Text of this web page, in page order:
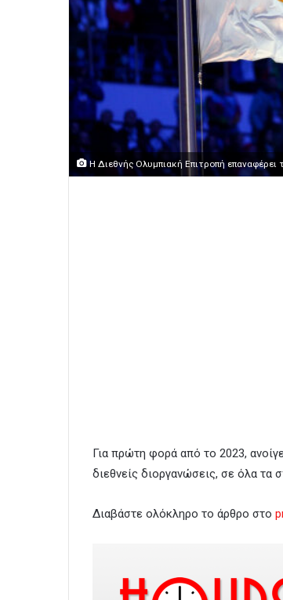
Η Διεθνής Ολυμπιακή Επιτροπή
Για πρώτη φορά από το 2023,
διεθνείς διοργανώσεις, σε όλα τα
Διαβάστε ολόκληρο το άρθρο στο